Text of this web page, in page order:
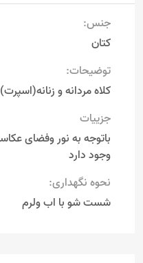
جنس:
کتان
توضیحات:
کلاه مردانه و زنانه(اسپرت)
جزییات
وجود دارد
نحوه نگهداری:
شست شو با اب ولرم